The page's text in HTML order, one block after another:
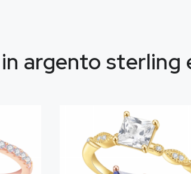
argento sterling